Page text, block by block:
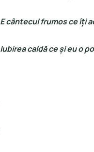
E cântecul frumos ce îți
Iubirea caldă ce și eu o